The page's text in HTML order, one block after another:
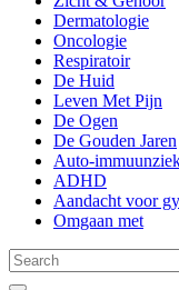
Dermatologie
Oncologie
Respiratoir
De Huid
Leven Met Pijn
De Ogen
De Gouden Jaren
Auto-
ADHD
Aandacht voor
Omgaan met